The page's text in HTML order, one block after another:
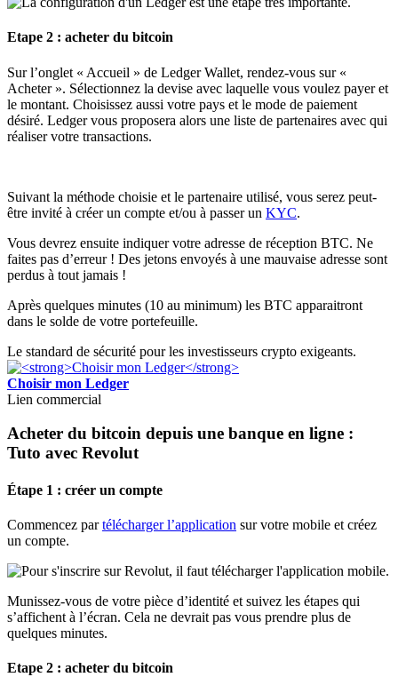
Etape 2 : acheter du bitcoin
Sur l’onglet « Accueil » de Ledger Wallet, rendez-vous sur «
Acheter ». Sélectionnez la devise avec laquelle vous voulez payer et
le montant. Choisissez aussi votre pays et le mode de paiement
désiré. Ledger vous proposera alors une liste de partenaires avec qui
réaliser votre transactions.
Suivant la méthode choisie et le partenaire utilisé, vous serez peut-
être invité à créer un compte et/ou à passer un KYC.
Vous devrez ensuite indiquer votre adresse de réception BTC. Ne
faites pas d’erreur ! Des jetons envoyés à une mauvaise adresse sont
perdus à tout jamais !
Après quelques minutes (10 au minimum) les BTC apparaitront
dans le solde de votre portefeuille.
Le standard de sécurité pour les investisseurs crypto exigeants.
Choisir mon Ledger
Lien commercial
Acheter du bitcoin depuis une banque en ligne :
Tuto avec Revolut
Étape 1 : créer un compte
Commencez partélécharger l’application sur votre mobile et créez
un compte.
Munissez-vous de votre pièce d’identité et suivez les étapes qui
s’affichent à l’écran. Cela ne devrait pas vous prendre plus de
quelques minutes.
Etape 2 : acheter du bitcoin